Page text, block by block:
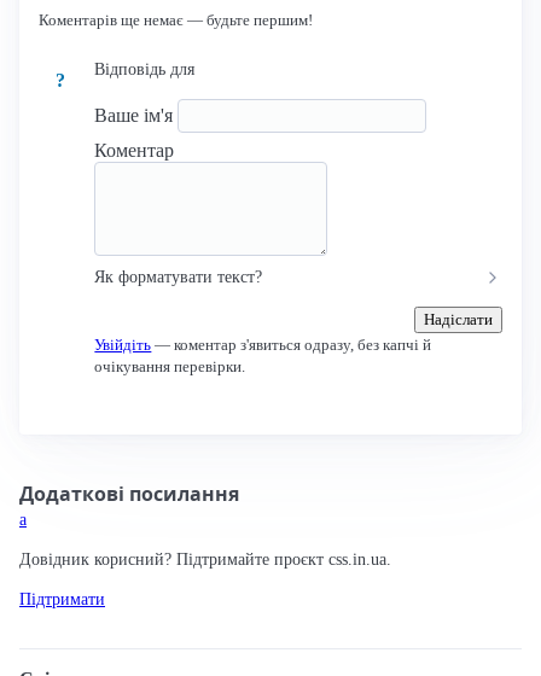
Коментарів ще немає — будьте першим!
?
Відповідь для
Ваше ім'я
Коментар
Як форматувати текст?
Надіслати
Увійдіть — коментар з'явиться одразу, без капчі й
очікування перевірки.
Додаткові посилання
a
Довідник корисний? Підтримайте проєкт css.in.ua.
Підтримати